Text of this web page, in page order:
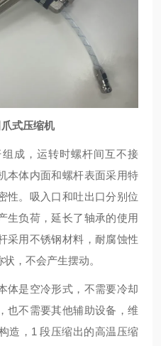
式压缩机
成，运转时螺杆间互不接
本体内面和螺杆表面采用特
性。吸入口和吐出口分别位
生负荷，延长了轴承的使用
采用不锈钢材料，耐腐蚀性
，不会产生摆动。
体是空冷形式，不需要冷却
也不需要其他辅助设备，维
造，1 段压缩出的高温压缩